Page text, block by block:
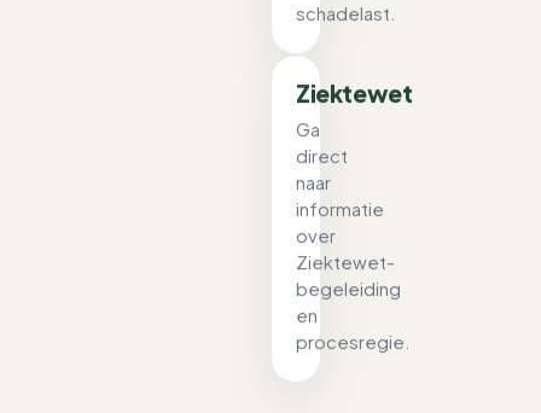
schadelast.
Ziektewet
Ga
direct
naar
informatie
over
Ziektewet-
begeleiding
en
procesregie.